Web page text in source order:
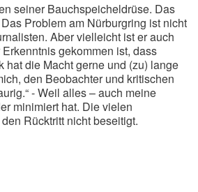
seiner Bauchspeicheldrüse. Das
Problem am Nürburgring ist nicht
Aber vielleicht ist er auch
gekommen ist, dass
hat die Macht gerne und (zu) lange
den Beobachter und kritischen
- Weil alles – auch meine
minimiert hat. Die vielen
Rücktritt nicht beseitigt.